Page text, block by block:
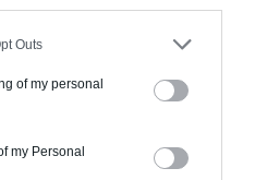
Outs
of my personal
my Personal
: Fondations et normes